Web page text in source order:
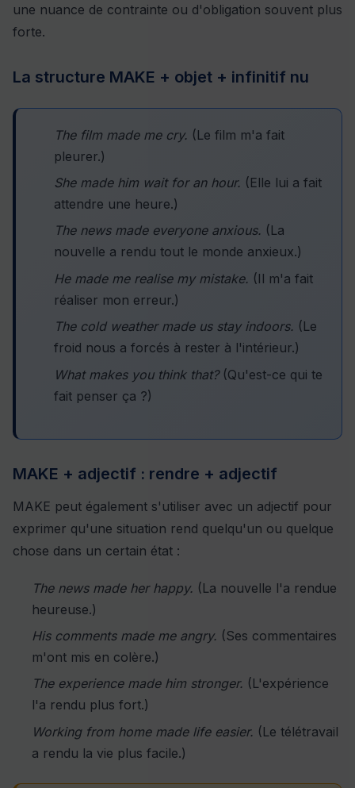
une nuance de contrainte ou d'obligation souvent plus
forte.
La structure MAKE + objet + infinitif nu
The film made me cry. (Le film m'a fait
pleurer.)
She made him wait for an hour. (Elle lui a fait
attendre une heure.)
The news made everyone anxious. (La
nouvelle a rendu tout le monde anxieux.)
He made me realise my mistake. (Il m'a fait
réaliser mon erreur.)
The cold weather made us stay indoors. (Le
froid nous a forcés à rester à l'intérieur.)
What makes you think that?(Qu'est-ce qui te
fait penser ça ?)
MAKE + adjectif : rendre + adjectif
MAKE peut également s'utiliser avec un adjectif pour
exprimer qu'une situation rend quelqu'un ou quelque
chose dans un certain état :
The news made her happy. (La nouvelle l'a rendue
heureuse.)
His comments made me angry. (Ses commentaires
m'ont mis en colère.)
The experience made him stronger. (L'expérience
l'a rendu plus fort.)
Working from home made life easier. (Le télétravail
a rendu la vie plus facile.)